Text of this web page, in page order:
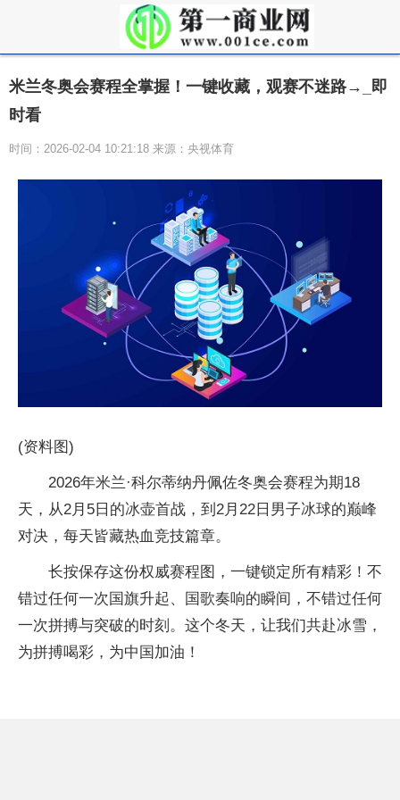
米兰冬奥会赛程全掌握！一键收藏，观赛不迷路→_即
时看
时间：2026-02-04 10:21:18 来源：央视体育
(资料图)
2026年米兰·科尔蒂纳丹佩佐冬奥会赛程为期18
天，从2月5日的冰壶首战，到2月22日男子冰球的巅峰
对决，每天皆藏热血竞技篇章。
长按保存这份权威赛程图，一键锁定所有精彩！不
错过任何一次国旗升起、国歌奏响的瞬间，不错过任何
一次拼搏与突破的时刻。这个冬天，让我们共赴冰雪，
为拼搏喝彩，为中国加油！